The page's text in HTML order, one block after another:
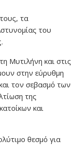
τα
του
Μυτιλήνη και στις
στην εύρυθμη
τον σεβασμό των
της
και
θεσμό για